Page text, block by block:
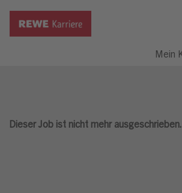
Mein
Dieser Job ist nicht mehr ausgeschrieben.